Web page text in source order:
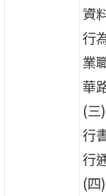
資
行
業
華
(三
行
行
(四